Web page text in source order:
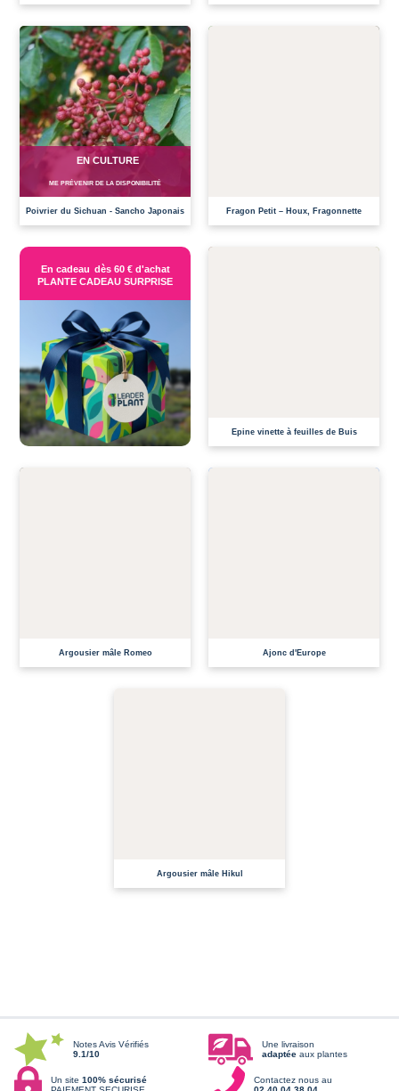
EN CULTURE
ME PRÉVENIR DE LA DISPONIBILITÉ
Poivrier du Sichuan - Sancho Japonais Fragon Petit – Houx, Fragonnette
En cadeau dès 60 € d'achat
PLANTE CADEAU SURPRISE
Epine vinette à feuilles de Buis
Argousier mâle Romeo Ajonc d'Europe
Argousier mâle Hikul
Notes Avis Vérifiés
9.1/10
Une livraison
adaptée aux plantes
Un site 100% sécurisé
Contactez nous au